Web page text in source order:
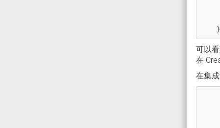
}
可以
在
在集